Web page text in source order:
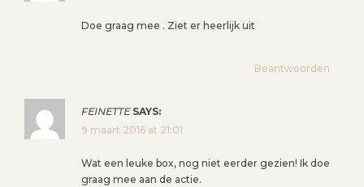
Doe graag mee . Ziet er heerlijk uit
Beantwoorden
FEINETTE SAYS:
9 maart 2016 at 21:01
Wat een leuke box, nog niet eerder gezien! Ik doe
graag mee aan de actie.